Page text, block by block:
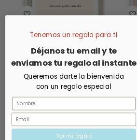
Marco de fotos A3 color Gris
Tenemos un regalo para ti
Déjanos tu email y te
enviamos tu regalo al instante
Queremos darte la bienvenida
con un regalo especial
Nombre
Email
Ver mi regalo